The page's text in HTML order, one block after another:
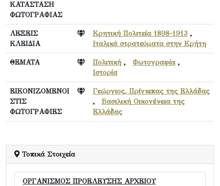
ΚΑΤΑΣΤΑΣΗ
ΦΩΤΟΓΡΑΦΙΑΣ
ΛΕΞΕΙΣ
ΚΛΕΙΔΙΑ
Κρητική Πολιτεία 1898-1913 ,
Ιταλικά στρατεύματα στην Κρήτη
ΘΕΜΑΤΑ Πολιτική , Φωτογραφία,
Ιστορία
ΕΙΚΟΝΙΖΟΜΕΝΟΙ
ΣΤΙΣ
ΦΩΤΟΓΡΑΦΙΕΣ
Γεώργιος, Πρίγκιπας της Ελλάδας
, Βασιλική Οικογένεια της
Ελλάδας
Τοπικά Στοιχεία
ΟΡΓΑΝΙΣΜΟΣ ΠΡΟΕΛΕΥΣΗΣ ΑΡΧΕΙΟΥ